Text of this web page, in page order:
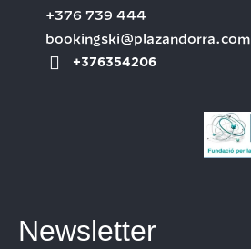
+376 739 444
bookingski@plazandorra.com
+376354206
Newsletter